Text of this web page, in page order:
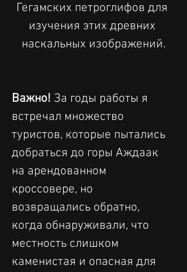
Гегамских петроглифов для
изучения этих древних
наскальных изображений.
Важно! За годы работы я
встречал множество
туристов, которые пытались
добраться до горы Аждаак
на арендованном
кроссовере, но
возвращались обратно,
когда обнаруживали, что
местность слишком
каменистая и опасная для